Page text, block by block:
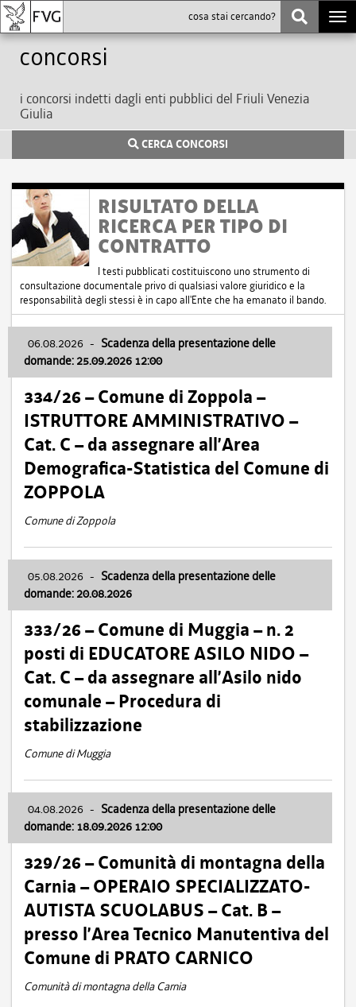
Concorsi
i concorsi indetti dagli enti pubblici del Friuli Venezia
Giulia
CERCA CONCORSI
RISULTATO DELLA
RICERCA PER TIPO DI
CONTRATTO
I testi pubblicati costituiscono uno strumento di
consultazione documentale privo di qualsiasi valore giuridico e la
responsabilità degli stessi è in capo all'Ente che ha emanato il bando.
06.08.2026 - Scadenza della presentazione delle
domande: 25.09.2026 12:00
334/26 – Comune di Zoppola –
ISTRUTTORE AMMINISTRATIVO –
Cat. C – da assegnare all’Area
Demografica-Statistica del Comune di
ZOPPOLA
Comune di Zoppola
05.08.2026 - Scadenza della presentazione delle
domande: 20.08.2026
333/26 – Comune di Muggia – n. 2
posti di EDUCATORE ASILO NIDO –
Cat. C – da assegnare all’Asilo nido
comunale – Procedura di
stabilizzazione
Comune di Muggia
04.08.2026 - Scadenza della presentazione delle
domande: 18.09.2026 12:00
329/26 – Comunità di montagna della
Carnia – OPERAIO SPECIALIZZATO-
AUTISTA SCUOLABUS – Cat. B –
presso l’Area Tecnico Manutentiva del
Comune di PRATO CARNICO
Comunità di montagna della Carnia